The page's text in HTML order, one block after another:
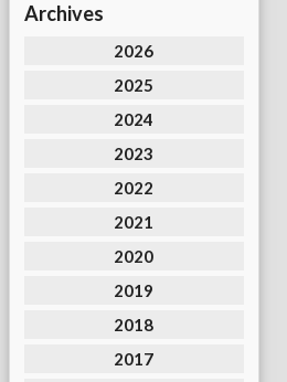
Archives
2026
2025
2024
2023
2022
2021
2020
2019
2018
2017